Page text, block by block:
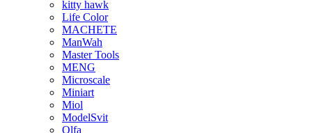
kitty hawk
Life Color
MACHETE
ManWah
Master Tools
MENG
Microscale
Miniart
Miol
ModelSvit
Olfa